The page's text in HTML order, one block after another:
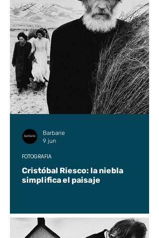
Cristóbal Riesco: la niebla
simplifica el paisaje
FOTOGRAFÍA
Barbarie
9 jun